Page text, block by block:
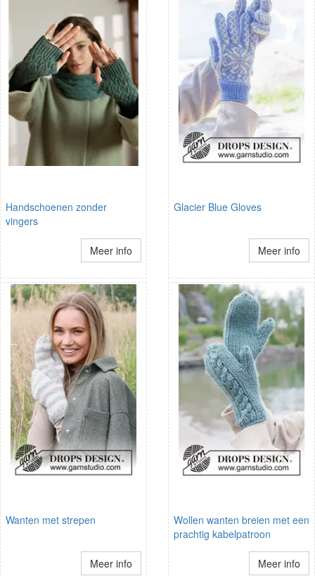
Handschoenen zonder
vingers
Meer info
Glacier Blue Gloves
Meer info
Wanten met strepen
Meer info
Wollen wanten breien met een
prachtig kabelpatroon
Meer info